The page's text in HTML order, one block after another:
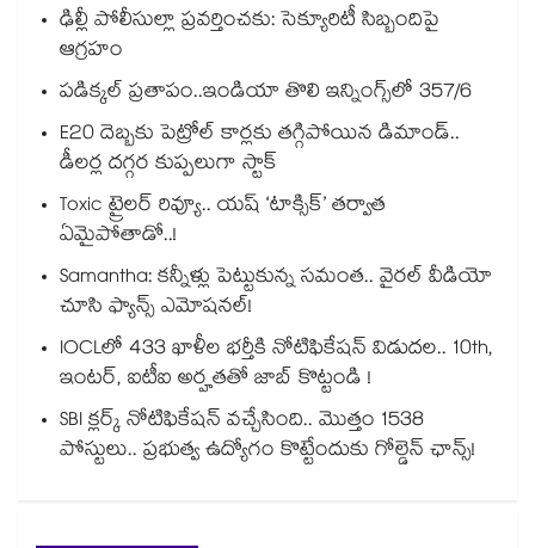
ఢిల్లీ పోలీసుల్లా ప్రవర్తించకు: సెక్యూరిటీ సిబ్బందిపై
ఆగ్రహం
పడిక్కల్‌‌ ప్రతాపం..ఇండియా తొలి ఇన్నింగ్స్‌‌లో 357/6
E20 దెబ్బకు పెట్రోల్ కార్లకు తగ్గిపోయిన డిమాండ్..
డీలర్ల దగ్గర కుప్పలుగా స్టాక్
Toxic ట్రైలర్ రివ్యూ.. యష్ ‘టాక్సిక్’ తర్వాత
ఏమైపోతాడో..!
Samantha: కన్నీళ్లు పెట్టుకున్న సమంత.. వైరల్ వీడియో
చూసి ఫ్యాన్స్ ఎమోషనల్!
IOCLలో 433 ఖాళీల భర్తీకి నోటిఫికేషన్ విడుదల.. 10th,
ఇంటర్, ఐటీఐ అర్హతతో జాబ్ కొట్టండి !
SBI క్లర్క్ నోటిఫికేషన్ వచ్చేసింది.. మొత్తం 1538
పోస్టులు.. ప్రభుత్వ ఉద్యోగం కొట్టేందుకు గోల్డెన్ ఛాన్స్!